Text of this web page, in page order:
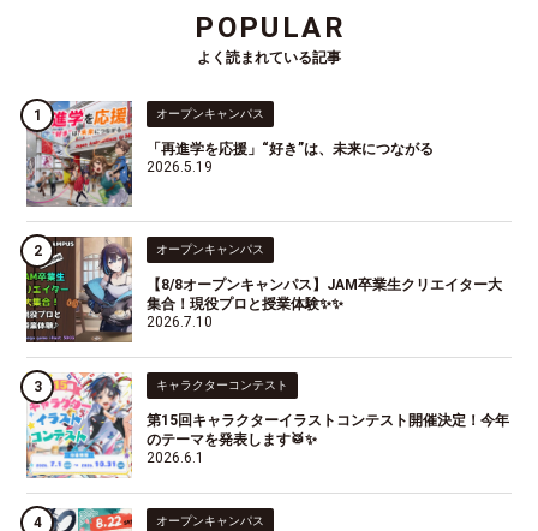
POPULAR
よく読まれている記事
オープンキャンパス
「再進学を応援」“好き”は、未来につながる
2026.5.19
オープンキャンパス
【8/8オープンキャンパス】JAM卒業生クリエイター大
集合！現役プロと授業体験✨✨
2026.7.10
キャラクターコンテスト
第15回キャラクターイラストコンテスト開催決定！今年
のテーマを発表します🥁✨
2026.6.1
オープンキャンパス